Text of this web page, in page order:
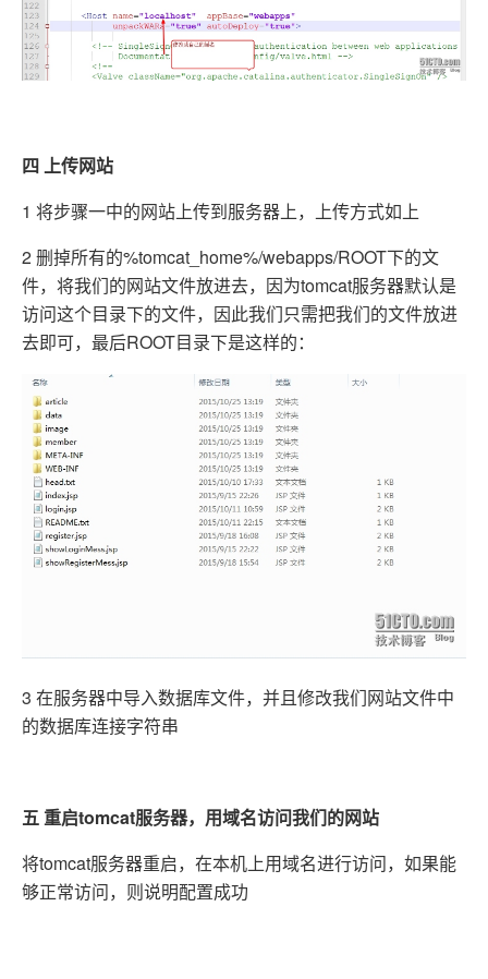
四 上传网站
1 将步骤一中的网站上传到服务器上，上传方式如上
2 删掉所有的%tomcat_home%/webapps/ROOT下的文
件，将我们的网站文件放进去，因为tomcat服务器默认是
访问这个目录下的文件，因此我们只需把我们的文件放进
去即可，最后ROOT目录下是这样的：
3 在服务器中导入数据库文件，并且修改我们网站文件中
的数据库连接字符串
五 重启tomcat服务器，用域名访问我们的网站
将tomcat服务器重启，在本机上用域名进行访问，如果能
够正常访问，则说明配置成功